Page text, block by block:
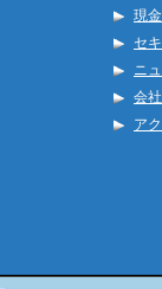
現
セ
ニ
会
ア